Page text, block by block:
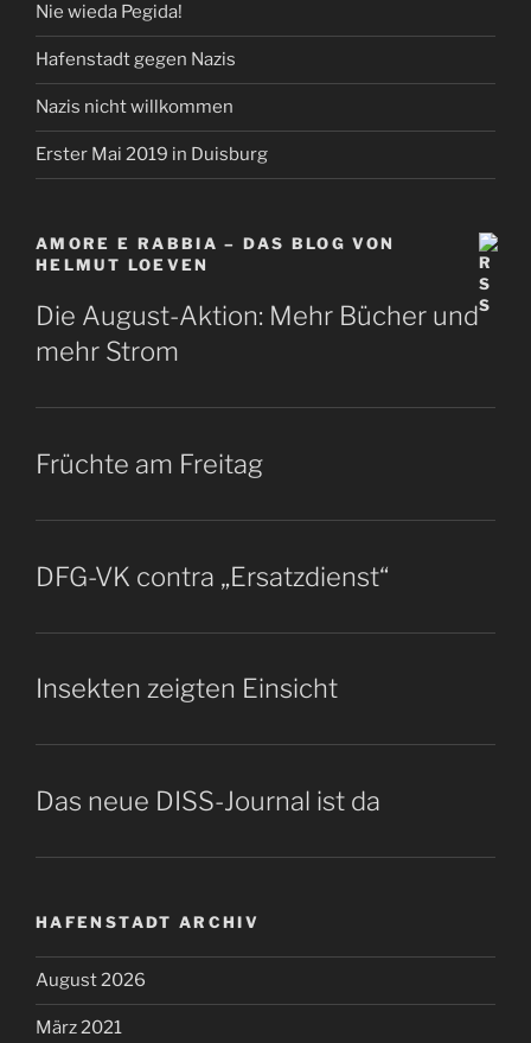
Nie wieda Pegida!
Hafenstadt gegen Nazis
Nazis nicht willkommen
Erster Mai 2019 in Duisburg
AMORE E RABBIA – DAS BLOG VON
HELMUT LOEVEN
Die August-Aktion: Mehr Bücher und
mehr Strom
Früchte am Freitag
DFG-VK contra „Ersatzdienst“
Insekten zeigten Einsicht
Das neue DISS-Journal ist da
HAFENSTADT ARCHIV
August 2026
März 2021